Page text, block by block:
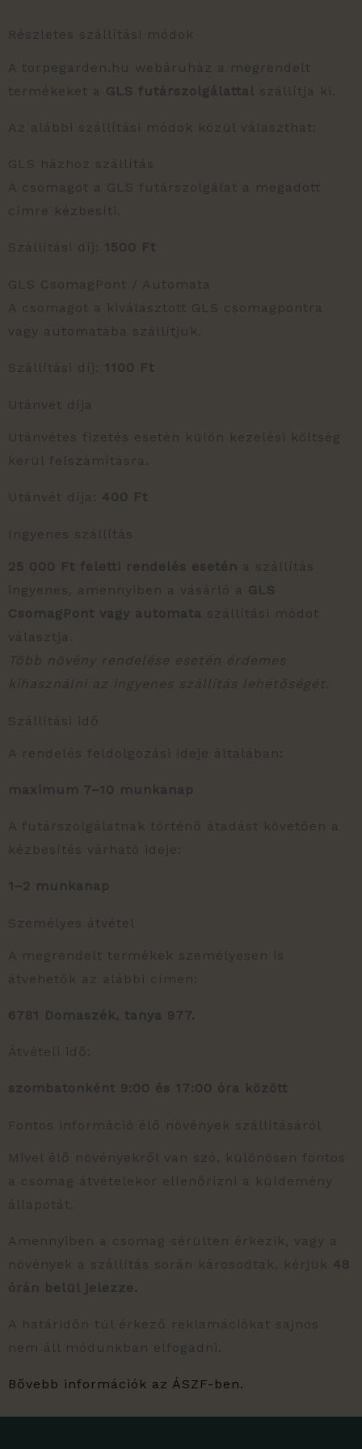
Részletes szállítási módok
A torpegarden.hu webáruház a megrendelt
termékeket a GLS futárszolgálattal szállítja ki.
Az alábbi szállítási módok közül választhat:
GLS házhoz szállítás
A csomagot a GLS futárszolgálat a megadott
címre kézbesíti.
Szállítási díj: 1500 Ft
GLS CsomagPont / Automata
A csomagot a kiválasztott GLS csomagpontra
vagy automatába szállítjuk.
Szállítási díj: 1100 Ft
Utánvét díja
Utánvétes fizetés esetén külön kezelési költség
kerül felszámításra.
Utánvét díja: 400 Ft
Ingyenes szállítás
25 000 Ft feletti rendelés esetén a szállítás
ingyenes, amennyiben a vásárló a GLS
CsomagPont vagy automata szállítási módot
választja.
Több növény rendelése esetén érdemes
kihasználni az ingyenes szállítás lehetőségét.
Szállítási idő
A rendelés feldolgozási ideje általában:
maximum 7–10 munkanap
A futárszolgálatnak történő átadást követően a
kézbesítés várható ideje:
1–2 munkanap
Személyes átvétel
A megrendelt termékek személyesen is
átvehetők az alábbi címen:
6781 Domaszék, tanya 977.
Átvételi idő:
szombatonként 9:00 és 17:00 óra között
Fontos információ élő növények szállításáról
Mivel élő növényekről van szó, különösen fontos
a csomag átvételekor ellenőrizni a küldemény
állapotát.
Amennyiben a csomag sérülten érkezik, vagy a
növények a szállítás során károsodtak, kérjük 48
órán belül jelezze.
A határidőn túl érkező reklamációkat sajnos
nem áll módunkban elfogadni.
Bővebb információk az ÁSZF-ben.